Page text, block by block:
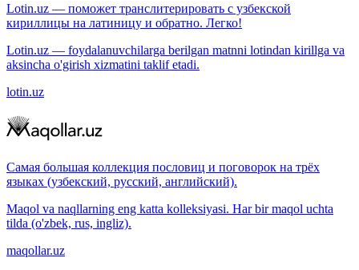
Lotin.uz — поможет транслитерировать с узбекской
кириллицы на латиницу и обратно. Легко!
Lotin.uz — foydalanuvchilarga berilgan matnni lotindan kirillga va
aksincha o'girish xizmatini taklif etadi.
lotin.uz
Самая большая коллекция пословиц и поговорок на трёх
языках (узбекский, русский, английский).
Maqol va naqllarning eng katta kolleksiyasi. Har bir maqol uchta
tilda (o'zbek, rus, ingliz).
maqollar.uz